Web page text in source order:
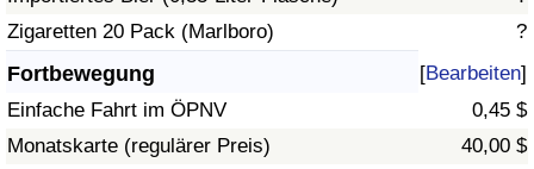
Zigaretten 20 Pack (Marlboro)
?
Fortbewegung [Bearbeiten]
Einfache Fahrt im ÖPNV
0,45 $
Monatskarte (regulärer Preis)
40,00 $
Verkehrs-Index nach Land